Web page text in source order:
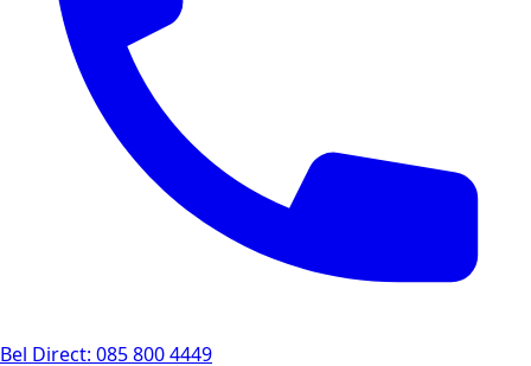
Bel Direct: 085 800 4449